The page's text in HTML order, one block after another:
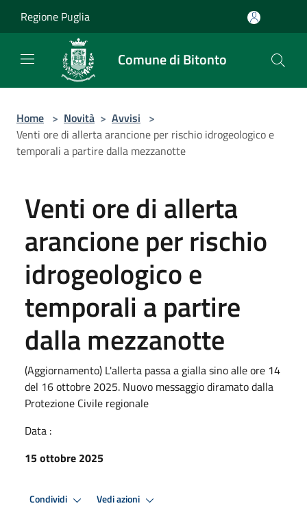
Regione Puglia
Comune di Bitonto
Home > Novità > Avvisi >
Venti ore di allerta arancione per rischio idrogeologico e
temporali a partire dalla mezzanotte
Venti ore di allerta
arancione per rischio
idrogeologico e
temporali a partire
dalla mezzanotte
(Aggiornamento) L'allerta passa a gialla sino alle ore 14
del 16 ottobre 2025. Nuovo messaggio diramato dalla
Protezione Civile regionale
Data :
15 ottobre 2025
Condividi Vedi azioni